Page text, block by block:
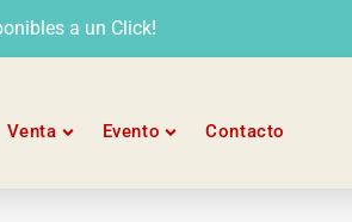
a un Click!
Venta Evento Contacto